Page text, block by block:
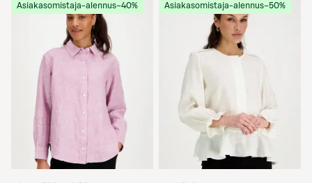
Asiakasomistaja-alennus−40% Asiakasomistaja-alennus−50%